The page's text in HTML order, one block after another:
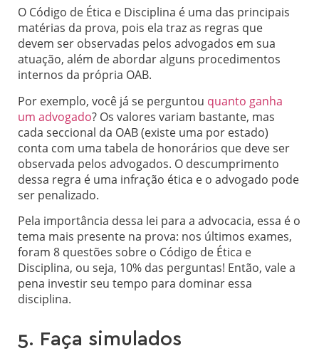
O Código de Ética e Disciplina é uma das principais
matérias da prova, pois ela traz as regras que
devem ser observadas pelos advogados em sua
atuação, além de abordar alguns procedimentos
internos da própria OAB.
Por exemplo, você já se perguntou quanto ganha
um advogado? Os valores variam bastante, mas
cada seccional da OAB (existe uma por estado)
conta com uma tabela de honorários que deve ser
observada pelos advogados. O descumprimento
dessa regra é uma infração ética e o advogado pode
ser penalizado.
Pela importância dessa lei para a advocacia, essa é o
tema mais presente na prova: nos últimos exames,
foram 8 questões sobre o Código de Ética e
Disciplina, ou seja, 10% das perguntas! Então, vale a
pena investir seu tempo para dominar essa
disciplina.
5. Faça simulados